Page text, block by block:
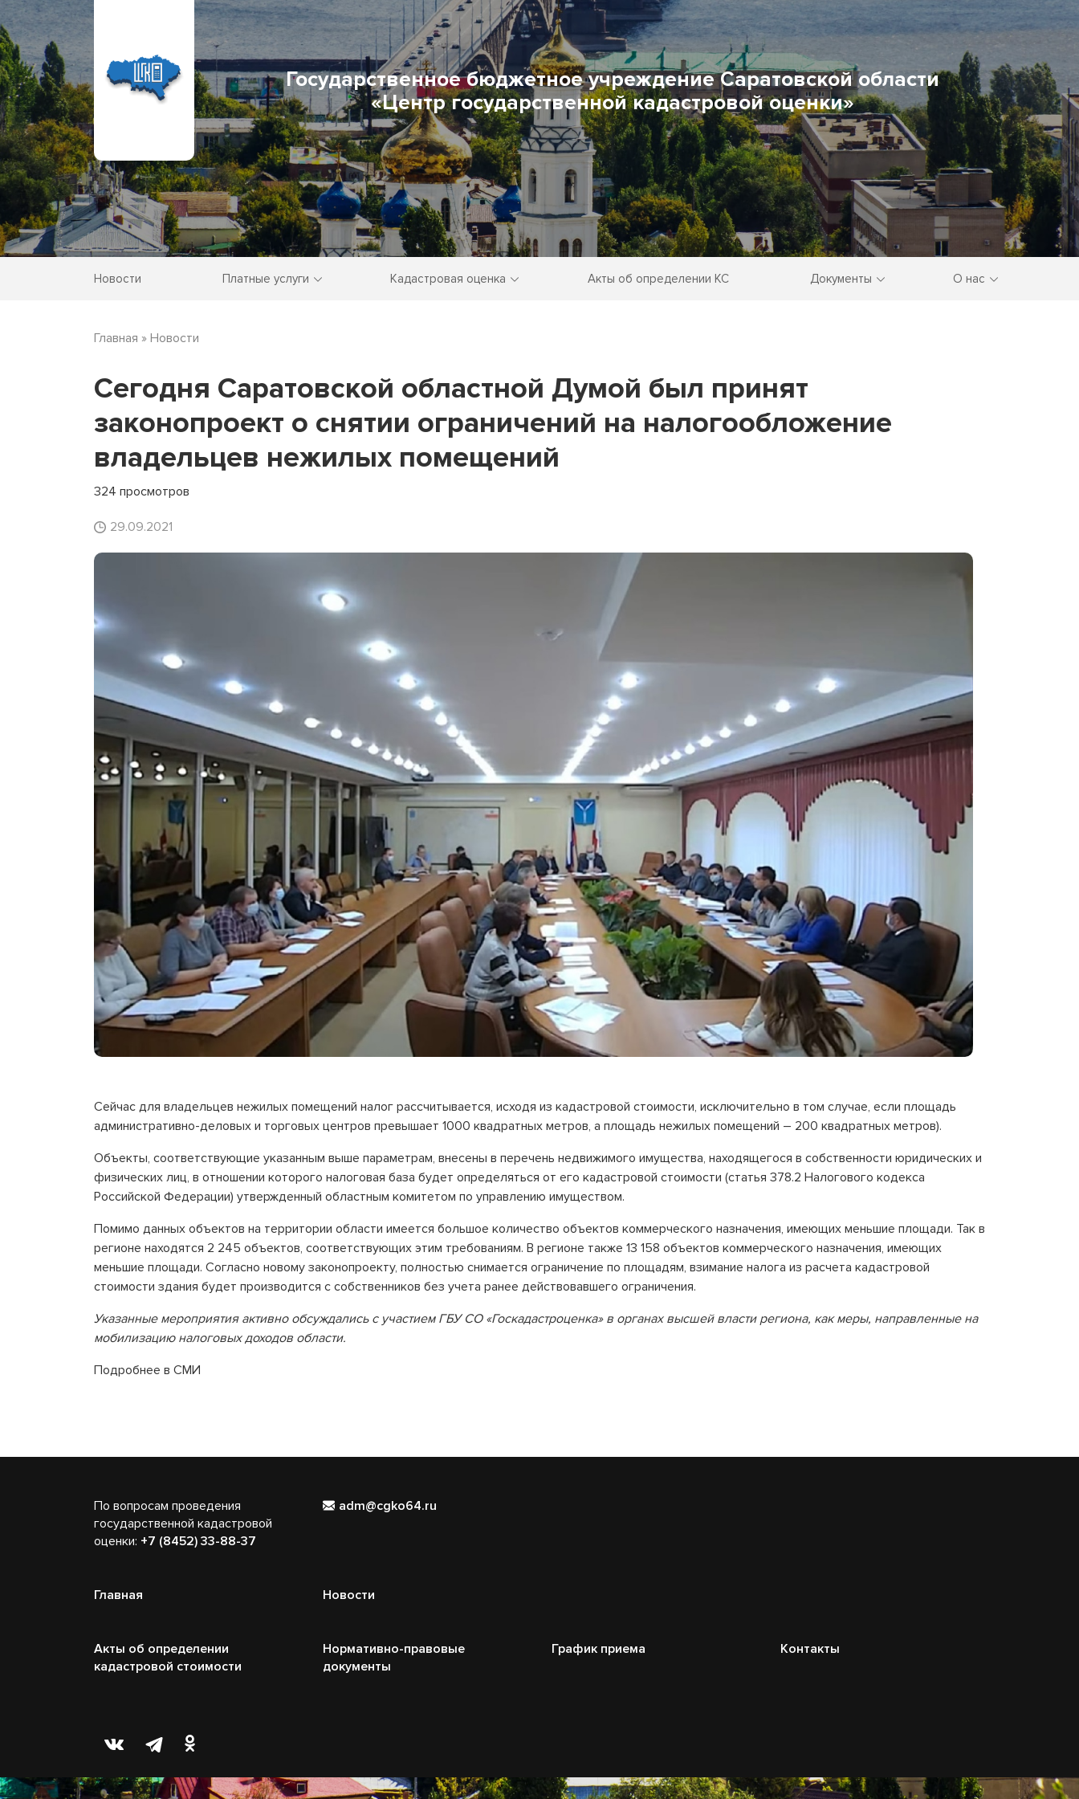
Государственное бюджетное учреждение Саратовской области
«Центр государственной кадастровой оценки»
Новости Платные услуги Кадастровая оценка Акты об определении КС Документы О нас
Главная » Новости
Сегодня Саратовской областной Думой был принят
законопроект о снятии ограничений на налогообложение
владельцев нежилых помещений
324 просмотров
29.09.2021
Сейчас для владельцев нежилых помещений налог рассчитывается, исходя из кадастровой стоимости, исключительно в том случае, если площадь
административно-деловых и торговых центров превышает 1000 квадратных метров, а площадь нежилых помещений – 200 квадратных метров).
Объекты, соответствующие указанным выше параметрам, внесены в перечень недвижимого имущества, находящегося в собственности юридических и
физических лиц, в отношении которого налоговая база будет определяться от его кадастровой стоимости (статья 378.2 Налогового кодекса
Российской Федерации) утвержденный областным комитетом по управлению имуществом.
Помимо данных объектов на территории области имеется большое количество объектов коммерческого назначения, имеющих меньшие площади. Так в
регионе находятся 2 245 объектов, соответствующих этим требованиям. В регионе также 13 158 объектов коммерческого назначения, имеющих
меньшие площади. Согласно новому законопроекту, полностью снимается ограничение по площадям, взимание налога из расчета кадастровой
стоимости здания будет производится с собственников без учета ранее действовавшего ограничения.
Указанные мероприятия активно обсуждались с участием ГБУ СО «Госкадастроценка» в органах высшей власти региона, как меры, направленные на
мобилизацию налоговых доходов области.
Подробнее в СМИ
По вопросам проведения
государственной кадастровой
оценки: +7 (8452) 33-88-37
adm@cgko64.ru
Главная Новости
Акты об определении
кадастровой стоимости
Нормативно-правовые
документы
График приема Контакты